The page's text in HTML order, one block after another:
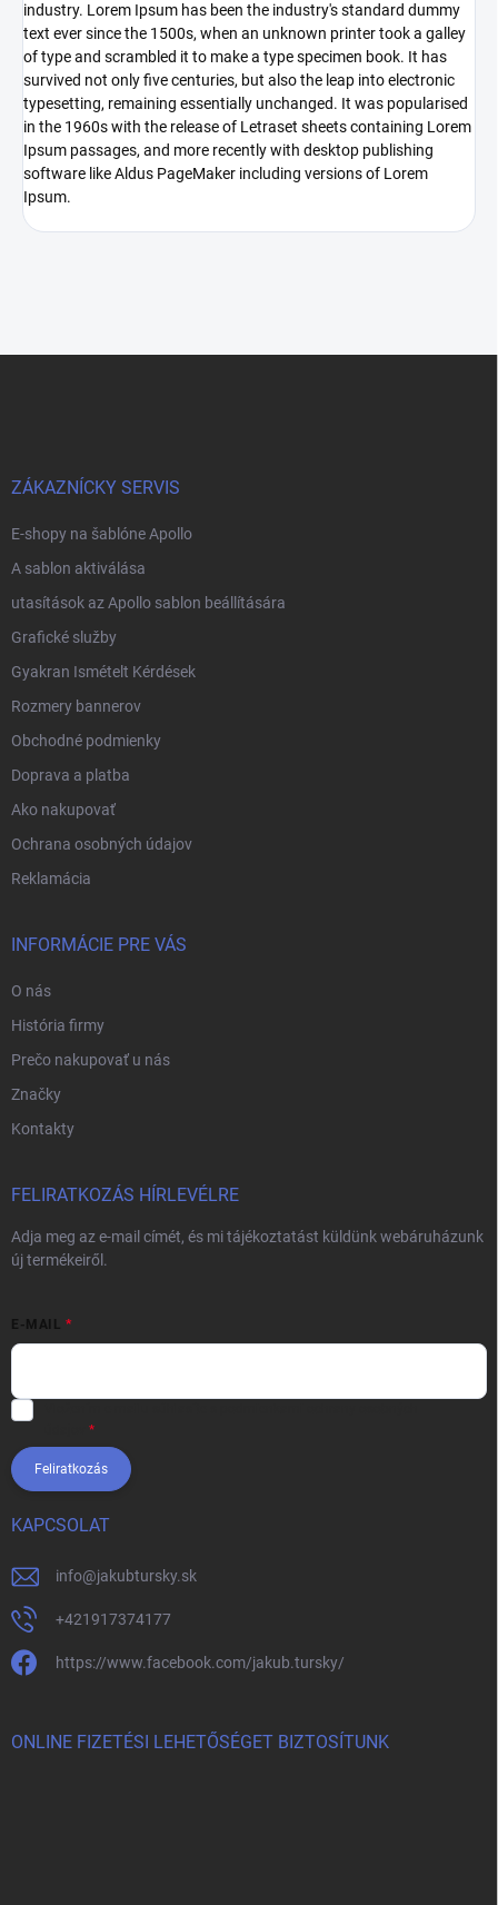
industry. Lorem Ipsum has been the industry's standard dummy
text ever since the 1500s, when an unknown printer took a galley
of type and scrambled it to make a type specimen book. It has
survived not only five centuries, but also the leap into electronic
typesetting, remaining essentially unchanged. It was popularised
in the 1960s with the release of Letraset sheets containing Lorem
Ipsum passages, and more recently with desktop publishing
software like Aldus PageMaker including versions of Lorem
Ipsum.
ZÁKAZNÍCKY SERVIS
E-shopy na šablóne Apollo
A sablon aktiválása
utasítások az Apollo sablon beállítására
Grafické služby
Gyakran Ismételt Kérdések
Rozmery bannerov
Obchodné podmienky
Doprava a platba
Ako nakupovať
Ochrana osobných údajov
Reklamácia
INFORMÁCIE PRE VÁS
O nás
História firmy
Prečo nakupovať u nás
Značky
Kontakty
FELIRATKOZÁS HÍRLEVÉLRE
Adja meg az e-mail címét, és mi tájékoztatást küldünk webáruházunk
új termékeiről.
E-MAIL
Feliratkozás
KAPCSOLAT
info@jakubtursky.sk
+421917374177
https://www.facebook.com/jakub.tursky/
ONLINE FIZETÉSI LEHETŐSÉGET BIZTOSÍTUNK